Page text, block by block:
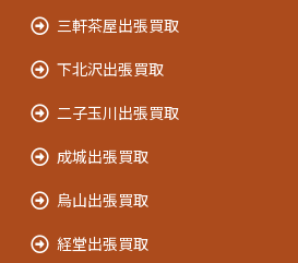
三軒茶屋出張買取
下北沢出張買取
二子玉川出張買取
成城出張買取
烏山出張買取
経堂出張買取